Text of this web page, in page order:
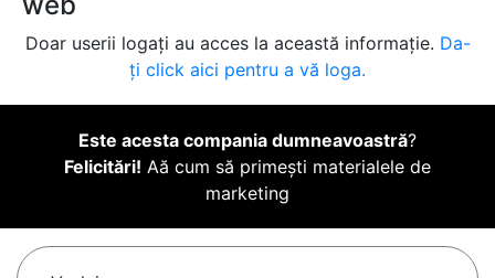
Doar userii logați au acces la această informație. Da-
ți click aici pentru a vă loga.
Este acesta compania dumneavoastră?
Felicitări! Aă cum să primești materialele de
marketing